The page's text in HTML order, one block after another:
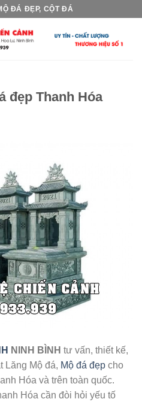
ĐÁ ĐẸP, CỘT ĐÁ
đẹp Thanh Hóa
NINH BÌNH tư vấn, thiết kế,
Lăng Mộ đá, Mộ đá đẹp cho
Hóa và trên toàn quốc.
Hóa cần đòi hỏi yếu tố